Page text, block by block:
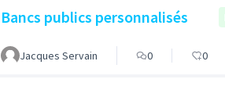
Bancs publics personnalisés
Jacques Servain 0 0